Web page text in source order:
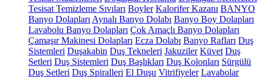
Tesisat Temizleme Sıvıları Boyler Kalorifer Kazanı BANYO
Banyo Dolapları Aynalı Banyo Dolabı Banyo Boy Dolapları
Lavabolu Banyo Dolapları Çok Amaçlı Banyo Dolapları
Çamaşır Makinesi Dolapları Ecza Dolabı Banyo Rafları Duş
Sistemleri Duşakabin Duş Tekneleri Jakuziler Küvet Duş
Setleri Duş Sistemleri Duş Başlıkları Duş Kolonları Sürgülü
Duş Setleri Duş Spiralleri El Duşu Vitrifiyeler Lavabolar